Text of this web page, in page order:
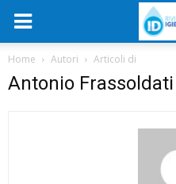
Home Autori Articoli di
Antonio Frassoldati